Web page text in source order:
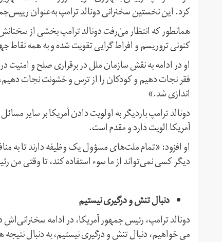
کرد. این نخستین سخنرانی دونالد ترامپ به‌عنوان
همانطور که انتظار می‌ٰرفت دونالد ترامپ بخشی از
کنونی تروریسم و افراط گرایی تقویت شده و به همه
او در ادامه به نقش سازمان ملل در برقراری صلح و
فقر نجات دهیم و کودکان را از ترس و خشونت نجات
اندازی شد.»
دونالد ترامپ باردیگر به اولویت دادن آمریکا بر سایر
آمریکا الویت دارد و مقدم است.
او افزود: «تمام ملت‌های مسؤول یک وظیفه دارند تا به
دیگر کسی نمی‌تواند از ما سوء استفاده کند، تا وقتی من
دنبال تنش و درگیری نیستیم
دونالد ترامپ، رئیس جمهور آمریکا، در ادامه
می خواهیم، دنبال تنش و درگیری نیستیم، به دنبال نتیجه